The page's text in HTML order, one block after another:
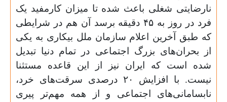
نارضایتی شغلی باعث شده تا میزان کارمفید یک
فرد در روز به ۴۵ دقیقه برسد آن هم در شرایطی
که طبق آخرین اعلام سازمان ملل بیکاری به یکی
از بحران‌های بزرگ اجتماعی در تمام دنیا تبدیل
شده است که ایران نیز از این قاعده مستثنا
نیست. با افزایش ۲۰ درصدی سرقت‌های خرد،
نابسامانی‌های اجتماعی و از همه مهم‌تر پیری